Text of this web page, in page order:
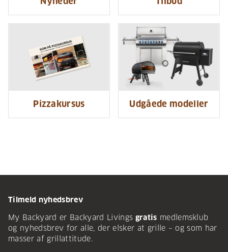
Pizzakursus Udgåede modeller
Tilmeld nyhedsbrev
My Backyard er Backyard Livings gratis medlemsklub
og nyhedsbrev for alle, der elsker at grille – og som har
masser af grillattitude.